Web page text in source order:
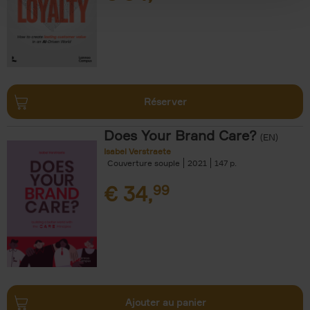
Réserver
Does Your Brand Care? (EN)
Isabel Verstraete
Couverture souple
2021 147
€ 34,99
Ajouter au panier